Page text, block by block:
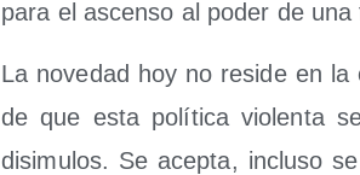
para el ascen­so al poder de
La nove­dad hoy no resi­de en
de que esta polí­ti­ca vio­len­ta
disi­mu­los. Se acep­ta, inclu­so